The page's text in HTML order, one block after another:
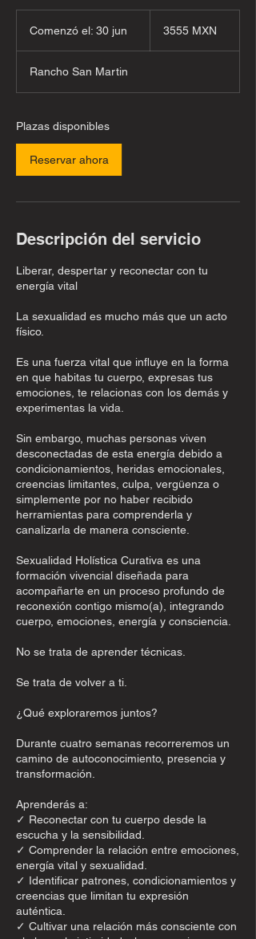
Comenzó el: 30 jun
n
n
mexicanos
3555 MXN
Rancho San Martin
Plazas disponibles
Reservar ahora
Descripción del servicio
Liberar, despertar y reconectar con tu
energía vital
La sexualidad es mucho más que un acto
físico.
Es una fuerza vital que influye en la forma
en que habitas tu cuerpo, expresas tus
emociones, te relacionas con los demás y
experimentas la vida.
Sin embargo, muchas personas viven
desconectadas de esta energía debido a
condicionamientos, heridas emocionales,
creencias limitantes, culpa, vergüenza o
simplemente por no haber recibido
herramientas para comprenderla y
canalizarla de manera consciente.
Sexualidad Holística Curativa es una
formación vivencial diseñada para
acompañarte en un proceso profundo de
reconexión contigo mismo(a), integrando
cuerpo, emociones, energía y consciencia.
No se trata de aprender técnicas.
Se trata de volver a ti.
¿Qué exploraremos juntos?
Durante cuatro semanas recorreremos un
camino de autoconocimiento, presencia y
transformación.
Aprenderás a:
✓ Reconectar con tu cuerpo desde la
escucha y la sensibilidad.
✓ Comprender la relación entre emociones,
energía vital y sexualidad.
✓ Identificar patrones, condicionamientos y
creencias que limitan tu expresión
auténtica.
✓ Cultivar una relación más consciente con